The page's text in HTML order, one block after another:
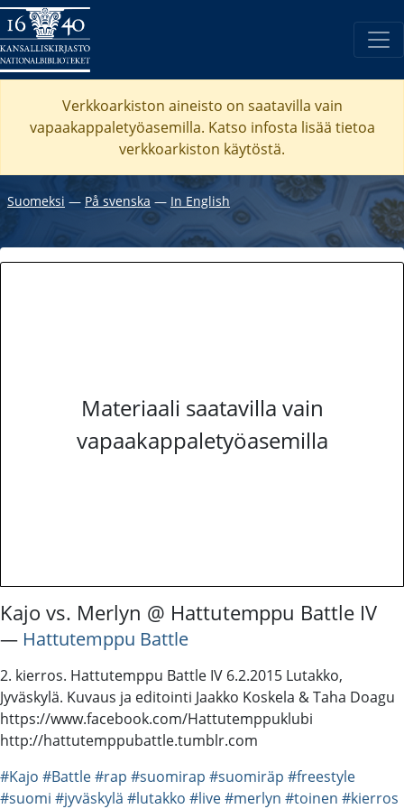
Verkkoarkiston aineisto on saatavilla vain
vapaakappaletyöasemilla. Katso infosta lisää tietoa
verkkoarkiston käytöstä.
Suomeksi ― På svenska ― In English
Materiaali saatavilla vain
vapaakappaletyöasemilla
Kajo vs. Merlyn @ Hattutemppu Battle IV
― Hattutemppu Battle
2. kierros. Hattutemppu Battle IV 6.2.2015 Lutakko,
Jyväskylä. Kuvaus ja editointi Jaakko Koskela & Taha Doagu
https://www.facebook.com/Hattutemppuklubi
http://hattutemppubattle.tumblr.com
#Kajo #Battle#rap #suomirap #suomiräp #freestyle
#suomi #jyväskylä #lutakko #live#merlyn #toinen #kierros